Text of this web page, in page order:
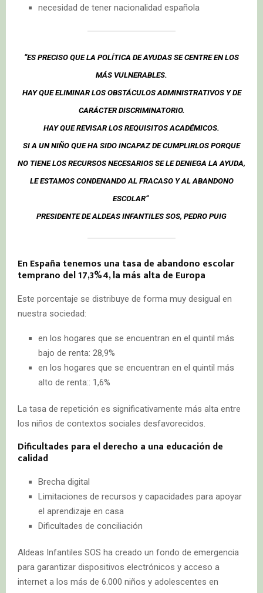
necesidad de tener nacionalidad española
“ES PRECISO QUE LA POLÍTICA DE AYUDAS SE CENTRE EN LOS
MÁS VULNERABLES.
HAY QUE ELIMINAR LOS OBSTÁCULOS ADMINISTRATIVOS Y DE
CARÁCTER DISCRIMINATORIO.
HAY QUE REVISAR LOS REQUISITOS ACADÉMICOS.
SI A UN NIÑO QUE HA SIDO INCAPAZ DE CUMPLIRLOS PORQUE
NO TIENE LOS RECURSOS NECESARIOS SE LE DENIEGA LA AYUDA,
LE ESTAMOS CONDENANDO AL FRACASO Y AL ABANDONO
ESCOLAR“
PRESIDENTE DE ALDEAS INFANTILES SOS, PEDRO PUIG
En España tenemos una tasa de abandono escolar
temprano del 17,3%4, la más alta de Europa
Este porcentaje se distribuye de forma muy desigual en
nuestra sociedad:
en los hogares que se encuentran en el quintil más
bajo de renta: 28,9%
en los hogares que se encuentran en el quintil más
alto de renta:: 1,6%
La tasa de repetición es significativamente más alta entre
los niños de contextos sociales desfavorecidos.
Dificultades para el derecho a una educación de
calidad
Brecha digital
Limitaciones de recursos y capacidades para apoyar
el aprendizaje en casa
Dificultades de conciliación
Aldeas Infantiles SOS ha creado un fondo de emergencia
para garantizar dispositivos electrónicos y acceso a
internet a los más de 6.000 niños y adolescentes en